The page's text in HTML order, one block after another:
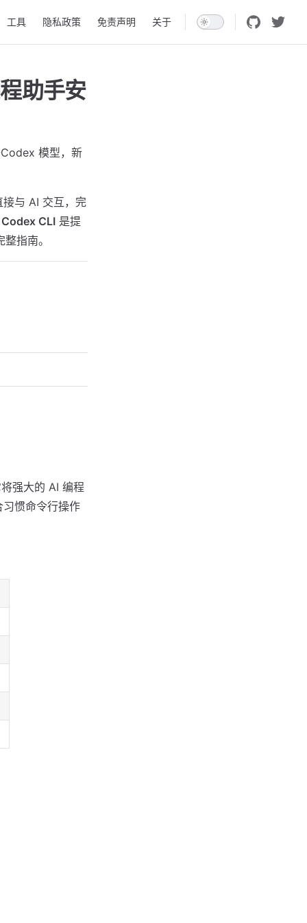
工具 隐私政策 免责声明 关于
助手安
模型，新
与 AI 交互，完
Codex CLI 是提
指南。
强大的 AI 编程
惯命令行操作